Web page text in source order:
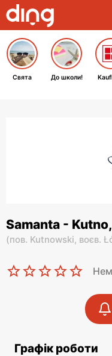
Свята До школи!
Samanta -
(пов. Kutnowski, воєв.
Графік роботи